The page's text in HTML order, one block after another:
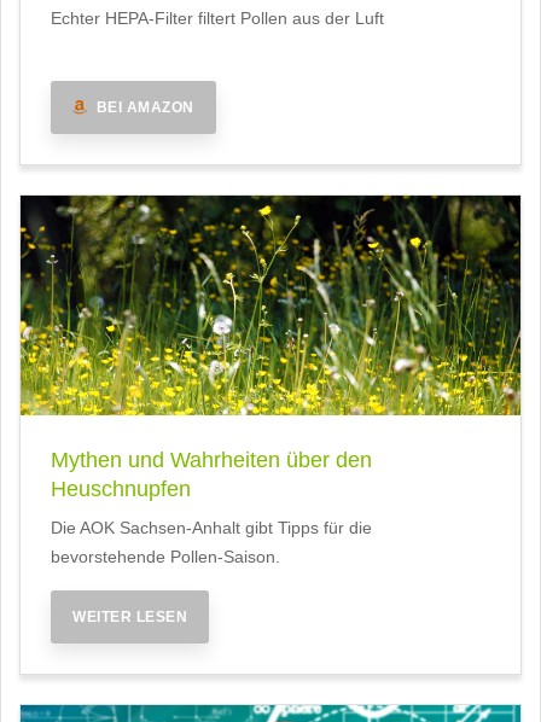
Echter HEPA-Filter filtert Pollen aus der Luft
BEI AMAZON
Mythen und Wahrheiten über den
Heuschnupfen
Die AOK Sachsen-Anhalt gibt Tipps für die
bevorstehende Pollen-Saison.
WEITER LESEN